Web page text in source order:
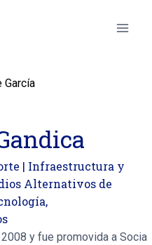
| Infraestructura y
Alternativos de
y fue promovida a Socia